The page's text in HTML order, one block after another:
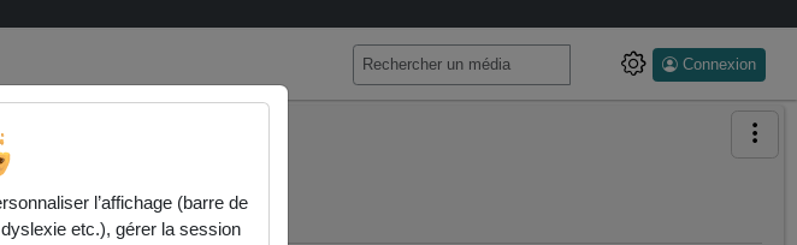
Connexion
l’affichage (barre de
etc.), gérer la session